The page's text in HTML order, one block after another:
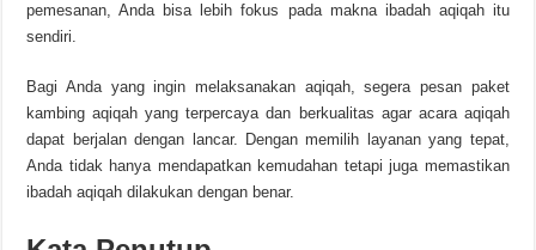
pemesanan, Anda bisa lebih fokus pada makna ibadah aqiqah itu
sendiri.
Bagi Anda yang ingin melaksanakan aqiqah, segera pesan paket
kambing aqiqah yang terpercaya dan berkualitas agar acara aqiqah
dapat berjalan dengan lancar. Dengan memilih layanan yang tepat,
Anda tidak hanya mendapatkan kemudahan tetapi juga memastikan
ibadah aqiqah dilakukan dengan benar.